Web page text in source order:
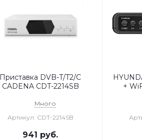
Приставка DVB-T/T2/С
CADENA CDT-2214SB
Много
Артикул: CDT-2214SB
941 руб.
+